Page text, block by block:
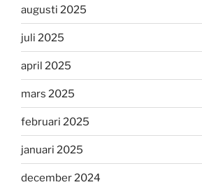
augusti 2025
juli 2025
april 2025
mars 2025
februari 2025
januari 2025
december 2024